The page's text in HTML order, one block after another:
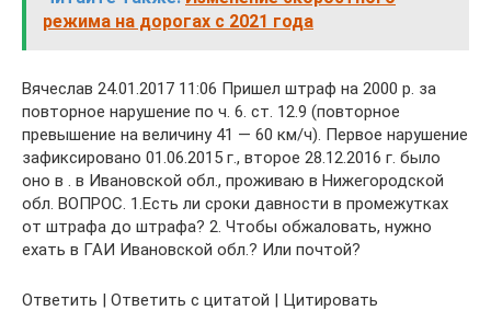
режима на дорогах с 2021 года
Вячеслав 24.01.2017 11:06 Пришел штраф на 2000 р. за
повторное нарушение по ч. 6. ст. 12.9 (повторное
превышение на величину 41 — 60 км/ч). Первое нарушение
зафиксировано 01.06.2015 г., второе 28.12.2016 г. было
оно в . в Ивановской обл., проживаю в Нижегородской
обл. ВОПРОС. 1.Есть ли сроки давности в промежутках
от штрафа до штрафа? 2. Чтобы обжаловать, нужно
ехать в ГАИ Ивановской обл.? Или почтой?
Ответить | Ответить с цитатой | Цитировать